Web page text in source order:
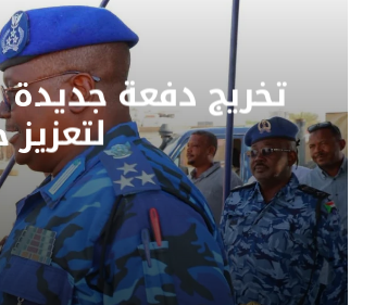
تخريج دفعة جديدة
08/08/2026
تخريج دفعة جديدة بشرطة تأمين